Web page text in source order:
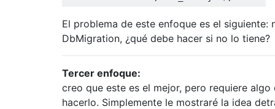
El problema de este enfoque es el siguiente:
DbMigration, ¿qué debe hacer si no lo tiene?
Tercer enfoque:
creo que este es el mejor, pero requiere
hacerlo. Simplemente le mostraré la idea